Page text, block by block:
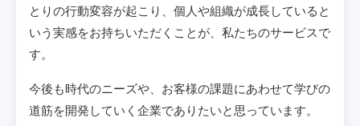
とりの行動変容が起こり、個人や組織が成長していると
いう実感をお持ちいただくことが、私たちのサービスで
す。
今後も時代のニーズや、お客様の課題にあわせて学びの
道筋を開発していく企業でありたいと思っています。